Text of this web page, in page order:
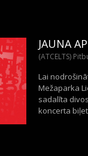
JAUNA
(ATCELTS)
Lai
Mežaparka
sadalīta
koncerta